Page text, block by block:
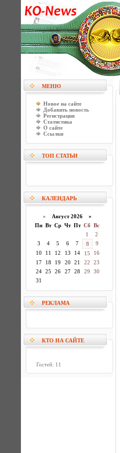
МЕНЮ
Новое на сайте
Добавить новость
Регистрация
Статистика
О сайте
Ссылки
ТОП СТАТЬИ
КАЛЕНДАРЬ
« Август 2026 »
Пн Вт Ср Чт Пт Сб Вс
1
2
3
4 5 6 7 8
9
10
11 12 13 14 15
16
17
18 19 20 21 22
23
24
25 26 27 28 29
30
31
РЕКЛАМА
КТО НА САЙТЕ
Гостей: 11